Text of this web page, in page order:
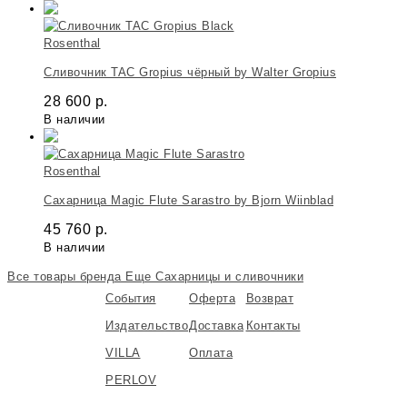
Rosenthal
Сливочник TAC Gropius чёрный by Walter Gropius
28 600 р.
В наличии
Rosenthal
Сахарница Magic Flute Sarastro by Bjorn Wiinblad
45 760 р.
В наличии
Все товары бренда Еще Сахарницы и сливочники
События
Издательство
VILLA
PERLOV
Оферта
Доставка
Оплата
Возврат
Контакты